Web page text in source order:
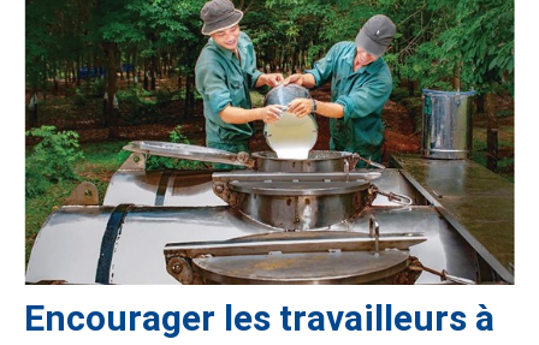
Encourager les travailleurs à